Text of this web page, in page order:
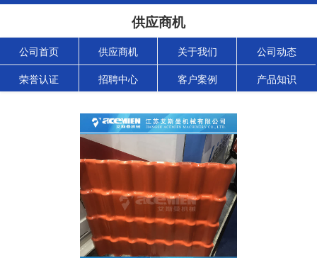
供应商机
公司首页 供应商机 关于我们 公司动态
荣誉认证 招聘中心 客户案例 产品知识